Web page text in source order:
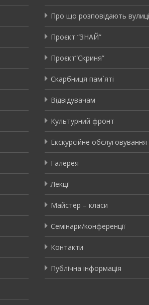
Про що розповідають вулиці
Проєкт “ЗНАЙ”
Проєкт”Скриня”
Скарбниця пам`яті
Відвідувачам
Культурний фронт
Екскурсійне обслуговування
Галерея
Лекції
Майстер – класи
Семінари/конференції
Контакти
Публічна інформація